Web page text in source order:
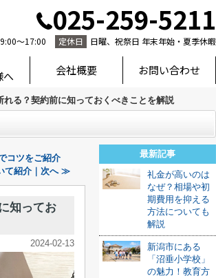
025-259-5211
～17:00 定休日 日曜、祝祭日 年末年始・夏季休暇
へ
会社概要 お問い合わせ
る？契約前に知っておくべきことを解説
コツをご紹介
て紹介｜次へ ≫
知ってお
2024-02-13
最新記事
礼金が高いのは
なぜ？相場や初
期費用を抑える
方法についても
解説
新潟市にある
「沼垂小学校」
の魅力！教育方